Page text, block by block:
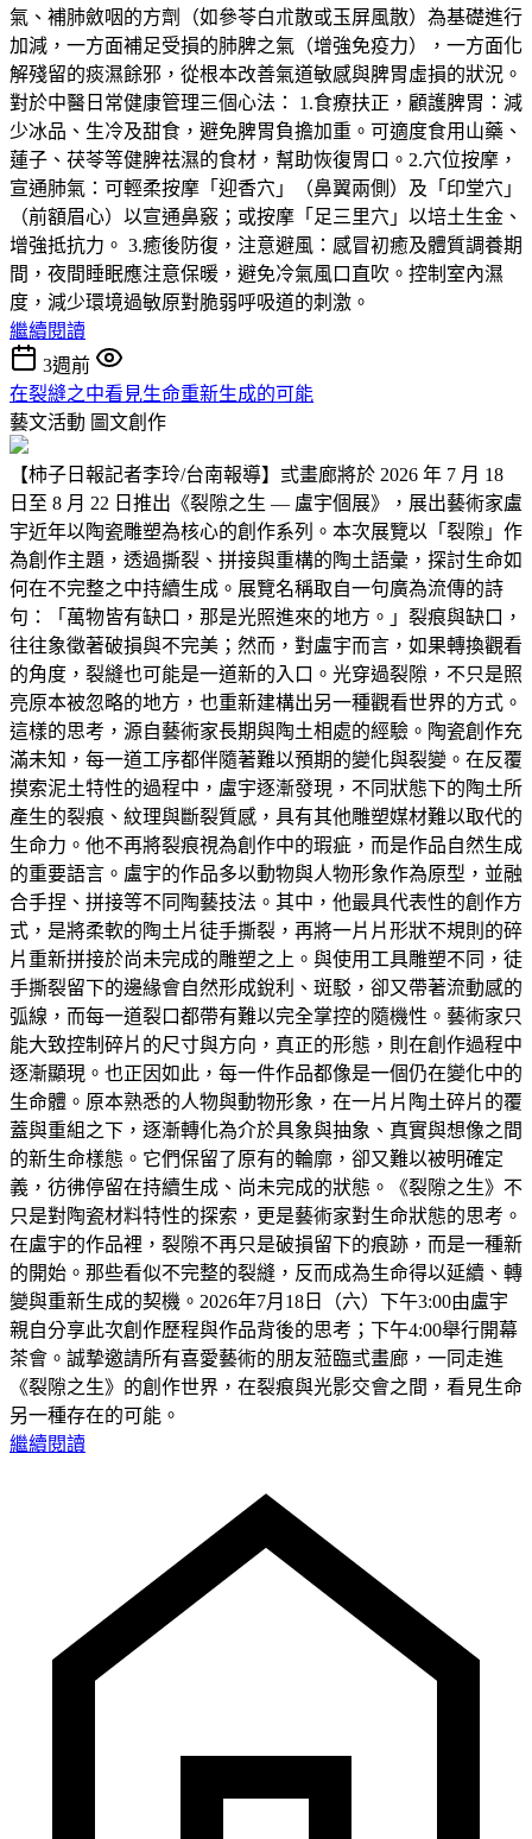
氣、補肺斂咽的方劑（如參苓白朮散或玉屏風散）為基礎進行
加減，一方面補足受損的肺脾之氣（增強免疫力），一方面化
解殘留的痰濕餘邪，從根本改善氣道敏感與脾胃虛損的狀況。
對於中醫日常健康管理三個心法： 1.食療扶正，顧護脾胃：減
少冰品、生冷及甜食，避免脾胃負擔加重。可適度食用山藥、
蓮子、茯苓等健脾祛濕的食材，幫助恢復胃口。2.穴位按摩，
宣通肺氣：可輕柔按摩「迎香穴」（鼻翼兩側）及「印堂穴」
（前額眉心）以宣通鼻竅；或按摩「足三里穴」以培土生金、
增強抵抗力。 3.癒後防復，注意避風：感冒初癒及體質調養期
間，夜間睡眠應注意保暖，避免冷氣風口直吹。控制室內濕
度，減少環境過敏原對脆弱呼吸道的刺激。
繼續閱讀
3週前
在裂縫之中看見生命重新生成的可能
藝文活動 圖文創作
【柿子日報記者李玲/台南報導】弎畫廊將於 2026 年 7 月 18
日至 8 月 22 日推出《裂隙之生 — 盧宇個展》，展出藝術家盧
宇近年以陶瓷雕塑為核心的創作系列。本次展覽以「裂隙」作
為創作主題，透過撕裂、拼接與重構的陶土語彙，探討生命如
何在不完整之中持續生成。展覽名稱取自一句廣為流傳的詩
句：「萬物皆有缺口，那是光照進來的地方。」裂痕與缺口，
往往象徵著破損與不完美；然而，對盧宇而言，如果轉換觀看
的角度，裂縫也可能是一道新的入口。光穿過裂隙，不只是照
亮原本被忽略的地方，也重新建構出另一種觀看世界的方式。
這樣的思考，源自藝術家長期與陶土相處的經驗。陶瓷創作充
滿未知，每一道工序都伴隨著難以預期的變化與裂變。在反覆
摸索泥土特性的過程中，盧宇逐漸發現，不同狀態下的陶土所
產生的裂痕、紋理與斷裂質感，具有其他雕塑媒材難以取代的
生命力。他不再將裂痕視為創作中的瑕疵，而是作品自然生成
的重要語言。盧宇的作品多以動物與人物形象作為原型，並融
合手捏、拼接等不同陶藝技法。其中，他最具代表性的創作方
式，是將柔軟的陶土片徒手撕裂，再將一片片形狀不規則的碎
片重新拼接於尚未完成的雕塑之上。與使用工具雕塑不同，徒
手撕裂留下的邊緣會自然形成銳利、斑駁，卻又帶著流動感的
弧線，而每一道裂口都帶有難以完全掌控的隨機性。藝術家只
能大致控制碎片的尺寸與方向，真正的形態，則在創作過程中
逐漸顯現。也正因如此，每一件作品都像是一個仍在變化中的
生命體。原本熟悉的人物與動物形象，在一片片陶土碎片的覆
蓋與重組之下，逐漸轉化為介於具象與抽象、真實與想像之間
的新生命樣態。它們保留了原有的輪廓，卻又難以被明確定
義，彷彿停留在持續生成、尚未完成的狀態。《裂隙之生》不
只是對陶瓷材料特性的探索，更是藝術家對生命狀態的思考。
在盧宇的作品裡，裂隙不再只是破損留下的痕跡，而是一種新
的開始。那些看似不完整的裂縫，反而成為生命得以延續、轉
變與重新生成的契機。2026年7月18日（六）下午3:00由盧宇
親自分享此次創作歷程與作品背後的思考；下午4:00舉行開幕
茶會。誠摯邀請所有喜愛藝術的朋友蒞臨弎畫廊，一同走進
《裂隙之生》的創作世界，在裂痕與光影交會之間，看見生命
另一種存在的可能。
繼續閱讀